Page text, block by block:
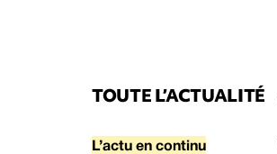
TOUTE L’ACTUALITÉ
L’actu en continu